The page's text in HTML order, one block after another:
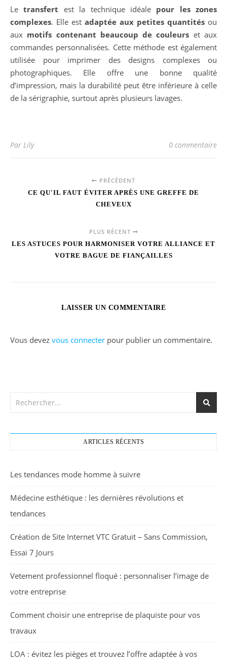
Letransfert est la technique idéale pour les zones
complexes. Elle est adaptée aux petites quantités ou
aux motifs contenant beaucoup de couleurs et aux
commandes personnalisées. Cette méthode est également
utilisée pour imprimer des designs complexes ou
photographiques. Elle offre une bonne qualité
d’impression, mais la durabilité peut être inférieure à celle
de la sérigraphie, surtout après plusieurs lavages.
Par Lily 0 commentaire
PRÉCÉDENT
CE QU'IL FAUT ÉVITER APRÈS UNE GREFFE DE
CHEVEUX
PLUS RÉCENT
LES ASTUCES POUR HARMONISER VOTRE ALLIANCE ET
VOTRE BAGUE DE FIANÇAILLES
LAISSER UN COMMENTAIRE
Vous devez vous connecter pour publier un commentaire.
ARTICLES RÉCENTS
Les tendances mode homme à suivre
Médecine esthétique : les dernières révolutions et
tendances
Création de Site Internet VTC Gratuit – Sans Commission,
Essai 7 Jours
Vetement professionnel floqué : personnaliser l’image de
votre entreprise
Comment choisir une entreprise de plaquiste pour vos
travaux
LOA : évitez les pièges et trouvez l’offre adaptée à vos